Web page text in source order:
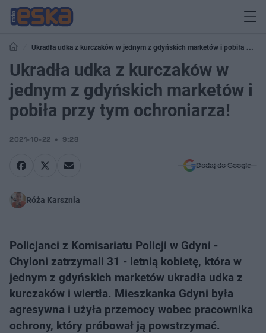
Ukradła udka z kurczaków w jednym z gdyńskich marketów i pobiła przy
tym ochroniarza!
Ukradła udka z kurczaków w
jednym z gdyńskich marketów i
pobiła przy tym ochroniarza!
2021-10-22 9:28
Dodaj do Google
Róża Karsznia
Policjanci z Komisariatu Policji w Gdyni -
Chyloni zatrzymali 31 - letnią kobietę, która w
jednym z gdyńskich marketów ukradła udka z
kurczaków i wiertła. Mieszkanka Gdyni była
agresywna i użyła przemocy wobec pracownika
ochrony, który próbował ją powstrzymać.